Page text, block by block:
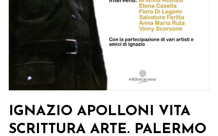
IGNAZIO APOLLONI VITA
SCRITTURA ARTE. PALERMO